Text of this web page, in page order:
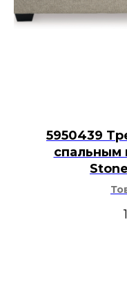
5950439
спальным